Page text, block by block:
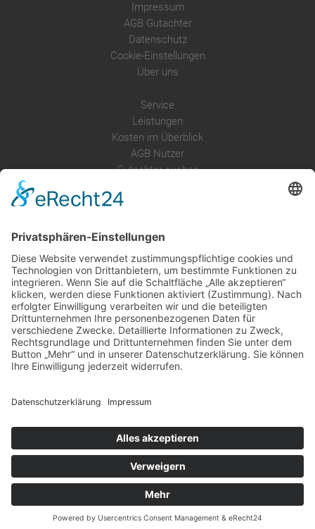
Impressum
AGB Gutachter
Datenschutz
Cookie-Einstellungen
Über uns
Service
Leistungen
Kosten im Überblick
AGB Nutzer
Gutachter suchen
Anfrage
Presse
Partner: Der DGuSV
als Gutachter eintragen
Infos für Suchende
© 2026 | www.deutsche-gutachterauskunft.de | Alle Rechte vorbehalten